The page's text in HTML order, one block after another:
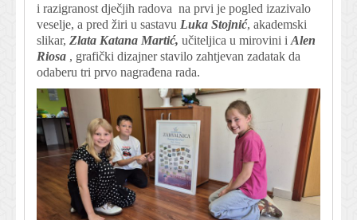
i razigranost dječjih radova na prvi je pogled izazivalo
veselje, a pred žiri u sastavu Luka Stojnić, akademski
slikar, Zlata Katana Martić, učiteljica u mirovini i Alen
Riosa , grafički dizajner stavilo zahtjevan zadatak da
odaberu tri prvo nagrađena rada.